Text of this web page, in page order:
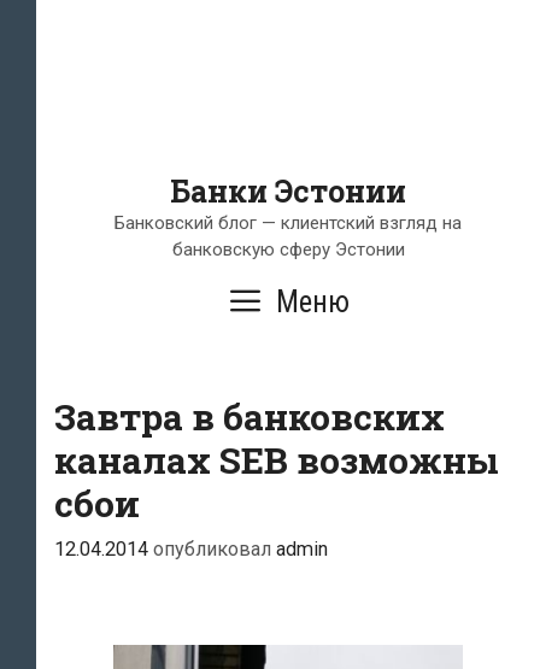
Банки Эстонии
Банковский блог — клиентский взгляд на
банковскую сферу Эстонии
Меню
Завтра в банковских
каналах SEB возможны
сбои
12.04.2014 опубликовал admin